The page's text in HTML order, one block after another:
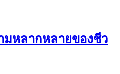
มหลากหลายของชีว